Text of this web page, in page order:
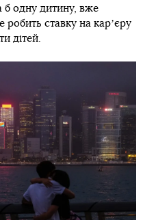
б одну дитину, вже
ставку на карʼєру
дітей.